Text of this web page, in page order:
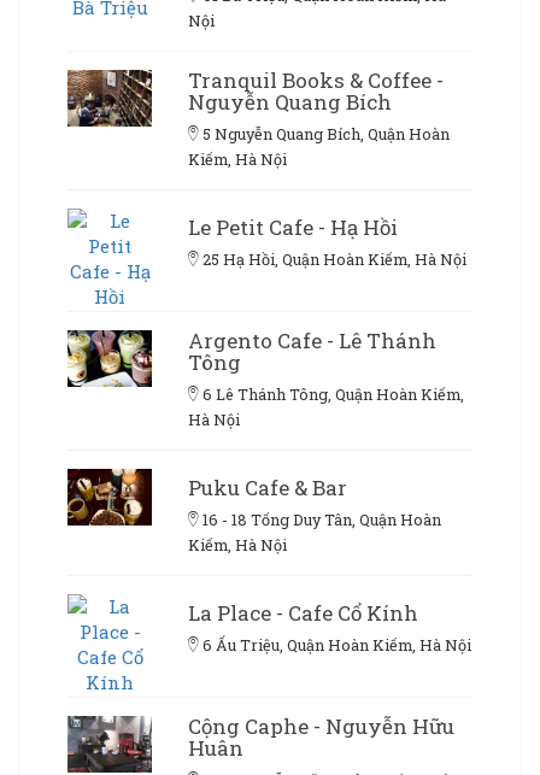
Nội
Tranquil Books & Coffee -
Nguyễn Quang Bích
5 Nguyễn Quang Bích, Quận Hoàn
Kiếm, Hà Nội
Le Petit Cafe - Hạ Hồi
25 Hạ Hồi, Quận Hoàn Kiếm, Hà Nội
Argento Cafe - Lê Thánh
Tông
6 Lê Thánh Tông, Quận Hoàn Kiếm,
Hà Nội
Puku Cafe & Bar
16 - 18 Tống Duy Tân, Quận Hoàn
Kiếm, Hà Nội
La Place - Cafe Cổ Kính
6 Ấu Triệu, Quận Hoàn Kiếm, Hà Nội
Cộng Caphe - Nguyễn Hữu
Huân